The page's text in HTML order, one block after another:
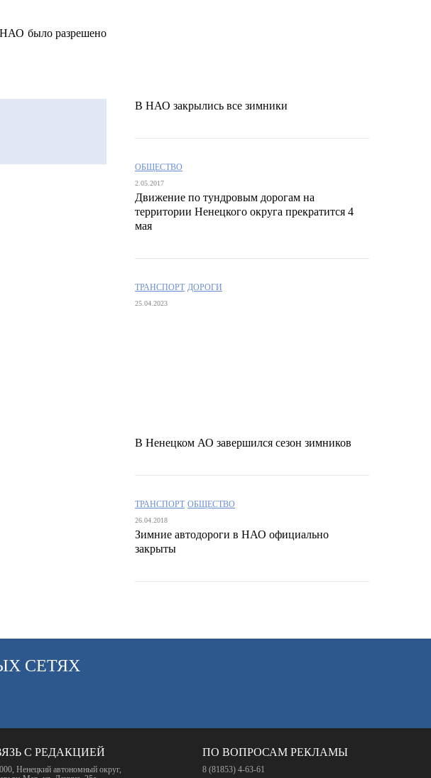
НАО было разрешено
В НАО закрылись все зимники
ОБЩЕСТВО
2.05.2017
Движение по тундровым дорогам на
территории Ненецкого округа прекратится 4
мая
ТРАНСПОРТ ДОРОГИ
25.04.2023
В Ненецком АО завершился сезон зимников
ТРАНСПОРТ ОБЩЕСТВО
26.04.2018
Зимние автодороги в НАО официально
закрыты
СЕТЯХ
С РЕДАКЦИЕЙ
Ненецкий автономный округ,
ПО ВОПРОСАМ РЕКЛАМЫ
8 (81853) 4-63-61